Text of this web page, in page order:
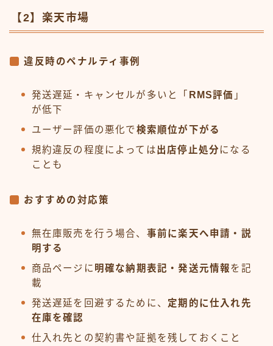
【2】楽天市場
違反時のペナルティ事例
発送遅延・キャンセルが多いと「 RMS評価 」
が低下
ユーザー評価の悪化で 検索順位が下がる
規約違反の程度によっては出店停止処分 になる
ことも
おすすめの対応策
無在庫販売を行う場合、 事前に楽天へ申請・説
明する
商品ページに 明確な納期表記・発送元情報を記
載
発送遅延を回避するために、 定期的に仕入れ先
在庫を確認
仕入れ先との契約書や証拠を残しておくこと